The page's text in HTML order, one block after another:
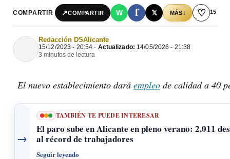
COMPARTIR ↗COMPARTIR W f 𝕏 MÁS↓ ♡ 15
Redacción DSAlicante
15/12/2023 - 20:54 · Actualizado: 14/05/2026 - 21:38
3 minutos de lectura
El nuevo establecimiento dará empleo de calidad a 40
→
TAMBIÉN TE PUEDE INTERESAR
El paro sube en Alicante en pleno verano: 2.011
al récord de trabajadores
Seguir leyendo